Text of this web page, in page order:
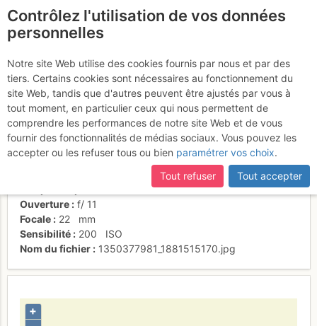
certaines pages ne sont plus accessibles, manquantes ou
incomplètes, déconnectez-vous puis reconnectez-vous à votre
compte sur le site.
Lac de Colomina
Date/heure
16 juil. 2012 13:51
Contributeur
Jean-Pierre Gouret
Type d'image (licence)
collaboratif (CC by-sa)
Catégories
paysages
NIKON CORPORATION NIKON D80
0.0029 s
Ouverture
f/ 11
Focale
22
mm
Sensibilité
200
ISO
Nom du fichier
1350377981_1881515170.jpg
+
Contrôlez l'utilisation de vos données
personnelles
Notre site Web utilise des cookies fournis par nous et par des
tiers. Certains cookies sont nécessaires au fonctionnement du
site Web, tandis que d'autres peuvent être ajustés par vous à
tout moment, en particulier ceux qui nous permettent de
comprendre les performances de notre site Web et de vous
fournir des fonctionnalités de médias sociaux. Vous pouvez les
accepter ou les refuser tous ou bien paramétrer vos choix.
Tout refuser
Tout accepter